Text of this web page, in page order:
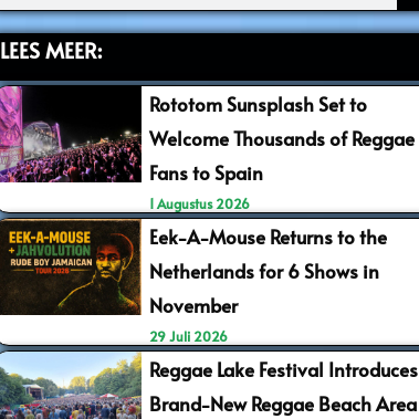
LEES MEER:
Rototom Sunsplash Set to
Welcome Thousands of Reggae
Fans to Spain
1 Augustus 2026
Eek-A-Mouse Returns to the
Netherlands for 6 Shows in
November
29 Juli 2026
Reggae Lake Festival Introduces
Brand-New Reggae Beach Area